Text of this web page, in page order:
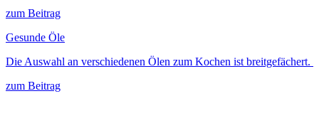
zum Beitrag
Gesunde Öle
Die Auswahl an verschiedenen Ölen zum Kochen ist breitgefächert.
zum Beitrag